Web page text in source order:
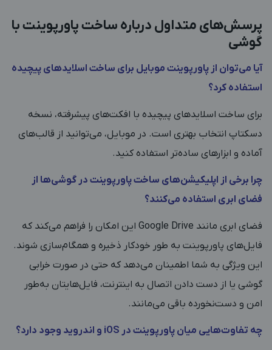
پرسش‌های متداول درباره ساخت پاورپوینت با
گوشی
آیا می‌توان از پاورپوینت موبایل برای ساخت اسلایدهای پیچیده
استفاده کرد؟
برای ساخت اسلایدهای پیچیده با افکت‌های پیشرفته، نسخه
دسکتاپ انتخاب بهتری است. در موبایل، می‌توانید از قالب‌های
آماده و ابزارهای ساده‌تر استفاده کنید.
چرا برخی از اپلیکیشن‌های ساخت پاورپوینت در گوشی‌ها از
فضای ابری استفاده می‌کنند؟
فضای ابری مانند Google Drive این امکان را فراهم می‌کند که
فایل‌های پاورپوینت به ‌طور خودکار ذخیره و همگام‌سازی شوند.
این ویژگی به شما اطمینان می‌دهد که حتی در صورت خرابی
گوشی یا از دست دادن اتصال به اینترنت، فایل‌هایتان به‌طور
امن و دست‌نخورده باقی می‌مانند.
چه تفاوت‌هایی میان پاورپوینت در iOS و اندروید وجود دارد؟